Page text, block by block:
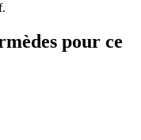
pour ce